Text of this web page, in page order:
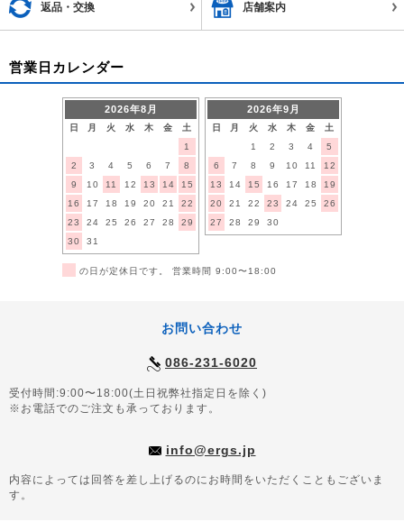
返品・交換 店舗案内
営業日カレンダー
2026年8月
日 月 火 水 木 金
土
1
2
3 4 5 6 7
8
9
10 11 12 13 14
15
16
17 18 19 20 21
22
23
24 25 26 27 28
29
30
31
2026年9月
日 月 火 水 木 金
土
1
2 3 4
5
6
7 8 9 10 11
12
13
14 15 16 17 18
19
20
21 22 23 24 25
26
27
28 29 30
の日が定休日です。 営業時間 9:00〜18:00
お問い合わせ
086-231-6020
受付時間:9:00〜18:00(土日祝弊社指定日を除く)
※お電話でのご注文も承っております。
info@ergs.jp
内容によっては回答を差し上げるのにお時間をいただくこともございま
す。